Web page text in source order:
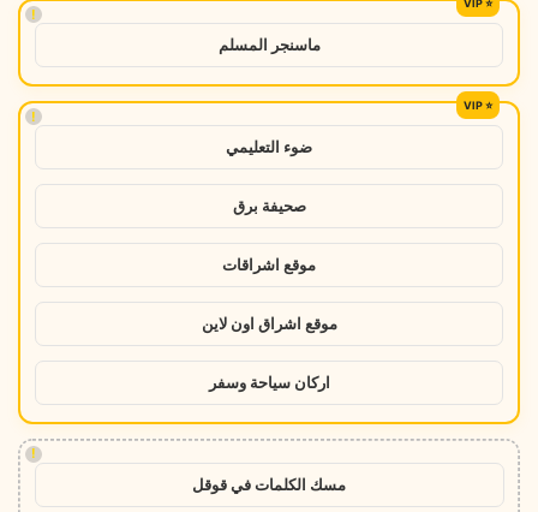
!
ماسنجر المسلم
!
ضوء التعليمي
صحيفة برق
موقع اشراقات
موقع اشراق اون لاين
اركان سياحة وسفر
!
مسك الكلمات في قوقل